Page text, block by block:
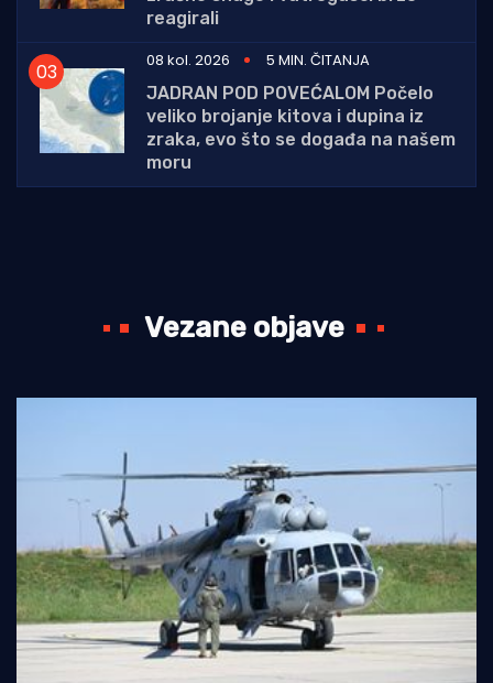
reagirali
08 kol. 2026
5 MIN. ČITANJA
JADRAN POD POVEĆALOM Počelo
veliko brojanje kitova i dupina iz
zraka, evo što se događa na našem
moru
Vezane objave